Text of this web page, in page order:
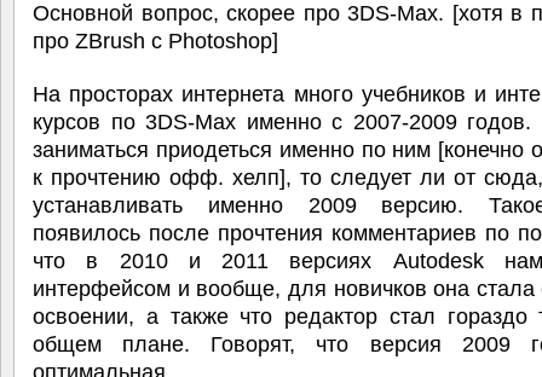
Основной вопрос, скорее про 3DS-Max. [хотя в
про ZBrush c Photoshop]
На просторах интернета много учебников и
курсов по 3DS-Max именно с 2007-2009 годов.
заниматься приодеться именно по ним [конечно
к прочтению офф. хелп], то следует ли от сюда,
устанавливать именно 2009 версию.
появилось после прочтения комментариев по
что в 2010 и 2011 версиях Autodesk
интерфейсом и вообще, для новичков она
освоении, а также что редактор стал гораздо
общем плане. Говорят, что версия 2009